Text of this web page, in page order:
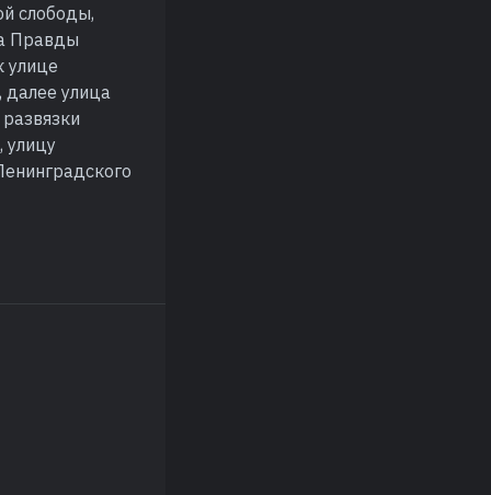
слободы,
Правды
улице
улица
улицу